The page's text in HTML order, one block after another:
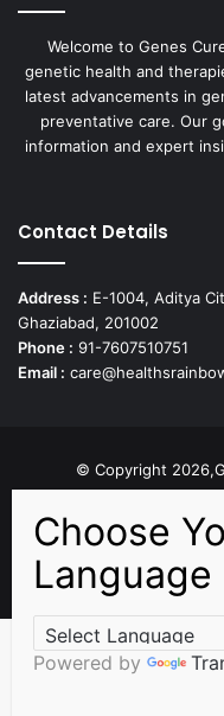
Welcome to Genes
genetic health and
latest advancements in
preventative care. Our
information and expert
Contact Details
Address : E-1004, Aditya
Ghaziabad, 201002
Phone : 91-7607510751
Email :
© Copyright
Facebook
X
Powered by